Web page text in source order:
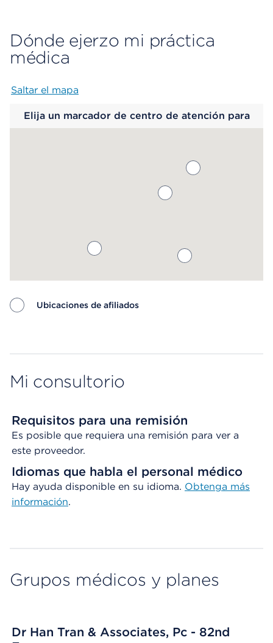
Dónde ejerzo mi práctica
médica
Saltar el mapa
Elija un marcador de centro de atención para
Ubicaciones de afiliados
Mi consultorio
Requisitos para una remisión
Es posible que requiera una remisión para ver a
este proveedor.
Idiomas que habla el personal médico
Hay ayuda disponible en su idioma. Obtenga más
información.
Grupos médicos y planes
Dr Han Tran & Associates, Pc - 82nd